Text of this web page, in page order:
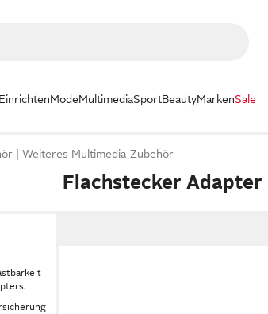
ModeMultimediaSportBeautyMarkenSale
Weiteres Multimedia-Zubehör
Flachstecker Adapter